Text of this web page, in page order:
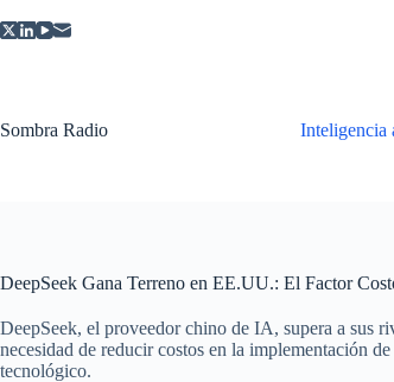
al
Sombra Radio Inteligencia
DeepSeek Gana Terreno en EE.UU.: El Factor
DeepSeek, el proveedor chino de IA, supera a sus
necesidad de reducir costos en la implementación
tecnológico.